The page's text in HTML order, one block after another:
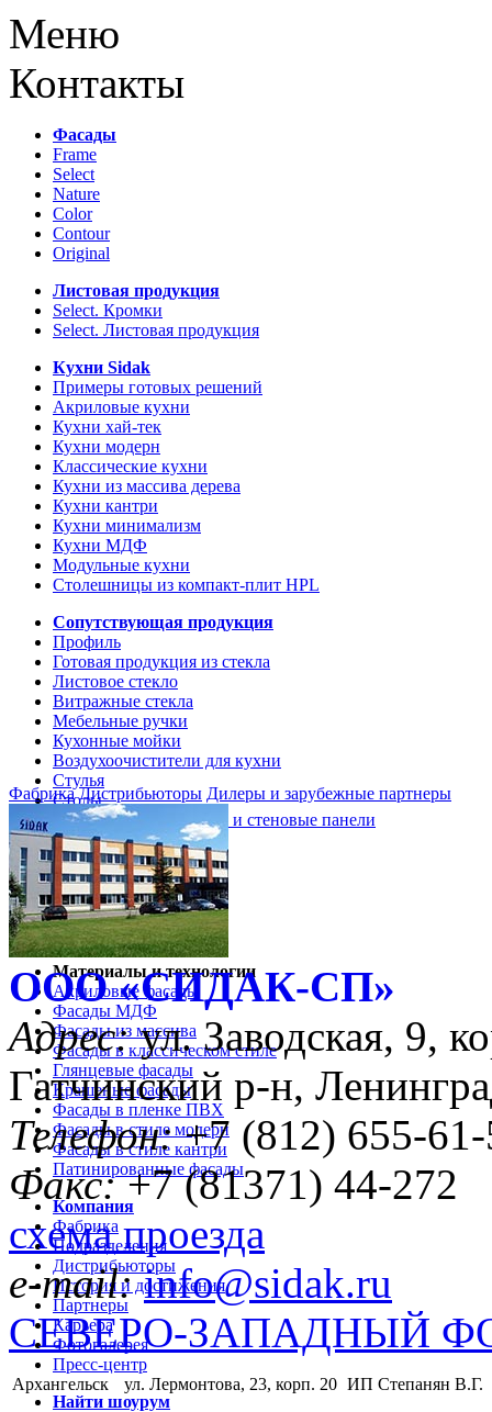
Меню
Контакты
Фасады
Frame
Select
Nature
Color
Contour
Original
Листовая продукция
Select. Кромки
Select. Листовая продукция
Кухни Sidak
Примеры готовых решений
Акриловые кухни
Кухни хай-тек
Кухни модерн
Классические кухни
Кухни из массива дерева
Кухни кантри
Кухни минимализм
Кухни МДФ
Модульные кухни
Столешницы из компакт-плит HPL
Сопутствующая продукция
Профиль
Готовая продукция из стекла
Листовое стекло
Витражные стекла
Мебельные ручки
Кухонные мойки
Воздухоочистители для кухни
Стулья
Столы
Кухонные столешницы и стеновые панели
Кухни и мебель
Кухни Softline Marine
Кухни Сидак-СП
Гид по декорам
Материалы и технологии
Акриловые фасады
Фасады МДФ
Фасады из массива
Фасады в классическом стиле
Глянцевые фасады
Крашеные фасады
Фасады в пленке ПВХ
Фасады в стиле модерн
Фасады в стиле кантри
Патинированные фасады
Компания
Фабрика
Подразделения
Дистрибьюторы
История и достижения
Партнеры
Карьера
Фотогалерея
Пресс-центр
Найти шоурум
Фабрика Дистрибьюторы Дилеры и зарубежные партнеры
ООО «CИДАК-СП»
Адрес:ул. Заводская, 9,
Гатчинский р-н,
Телефон:+7 (812) 655-
Факс:+7 (81371) 44-272
схема проезда
e-mail: info@sidak.ru
СЕВЕРО-ЗАПАДНЫЙ
Архангельск ул. Лермонтова, 23, корп. 20 ИП Степанян В.Г.